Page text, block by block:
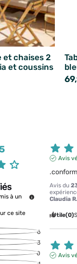
et chaises 2
et coussins
à un
ce site
6
3
0
Avis
Avis du
Claudia R.
Utile(0)
Avis